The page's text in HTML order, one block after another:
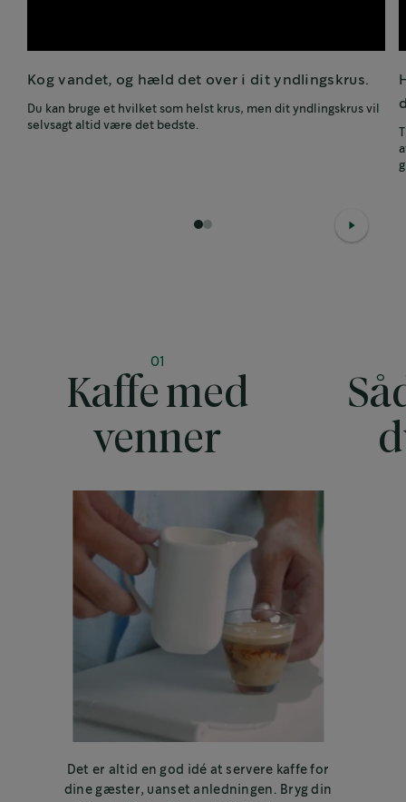
Kog vandet, og hæld det over i dit yndlingskrus.
Du kan bruge et hvilket som helst krus, men dit yndlingskrus vil
selvsagt altid være det bedste.
1
01
Kaffe med
venner
Det er altid en god idé at servere kaffe for
dine gæster, uanset anledningen. Bryg din